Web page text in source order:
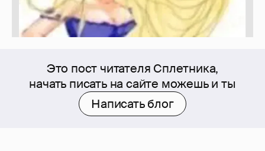
Это пост читателя Сплетника,
начать писать на сайте можешь и ты
Написать блог